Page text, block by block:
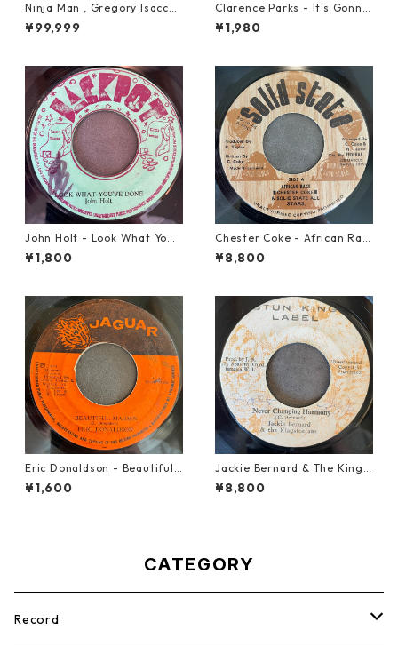
Ninja Man , Gregory Isaccs
& Freddie Mcgregor - John
Low【7-20010】
¥99,999
Clarence Parks - It's Gonna
Take A Miracle【7-21096】
¥1,980
John Holt - Look What Yo
u've Done【7-21817】
¥1,800
Chester Coke - African Rac
e【7-21819】
¥8,800
Eric Donaldson - Beautiful
Maiden【7-21788】
¥1,600
Jackie Bernard & The Kings
tonians - Never Changing H
armony【7-21948】
¥8,800
CATEGORY
Record